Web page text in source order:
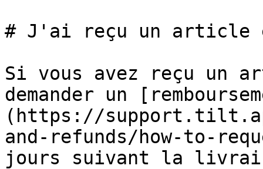
# J'ai reçu un article
Si vous avez reçu un
demander un
(https://
and-refunds/how-to-
jours suivant la